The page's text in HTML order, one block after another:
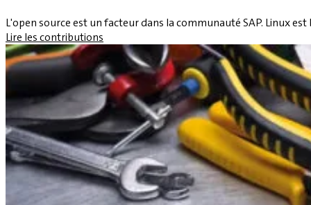
L'open source est un facteur dans la communauté SAP. Linux
Lire les contributions